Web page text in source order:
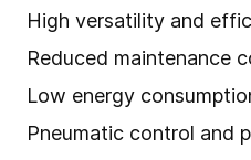
High versatility and
Reduced maintenance
Low energy
Pneumatic control and